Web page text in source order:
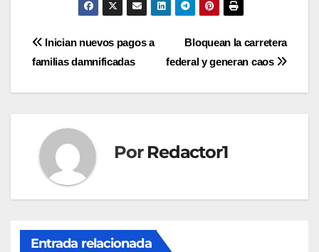
Navegación
Bloquean la carretera
federal y generan caos
Inician nuevos pagos a
familias damnificadas
Por Redactor1
Entrada relacionada